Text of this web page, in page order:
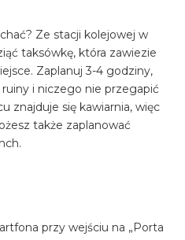
Ze stacji kolejowej w
taksówkę, która zawiezie
Zaplanuj 3-4 godziny,
i niczego nie przegapić
znajduje się kawiarnia, więc
także zaplanować
przy wejściu na „Porta